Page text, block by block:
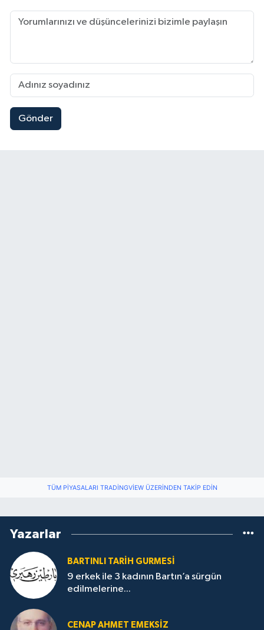
Gönder
TÜM PIYASALARI TRADINGVIEW ÜZERINDEN TAKIP EDIN
Yazarlar
BARTINLI TARIH GURMESI
9 erkek ile 3 kadının Bartın’a sürgün
edilmelerine...
CENAP AHMET EMEKSİZ